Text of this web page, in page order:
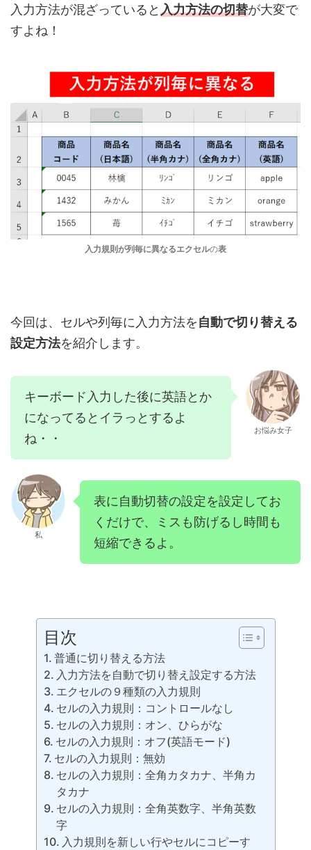
b
k
et o
l
入力方法が混ざっていると入力方法の切替が大変で
すよね！
入力規則が列毎に異なるエクセルの表
今回は、セルや列毎に入力方法を自動で切り替える
設定方法を紹介します。
キーボード入力した後に英語とか
になってるとイラっとするよ
ね・・
お悩み女子
私
表に自動切替の設定を設定してお
くだけで、ミスも防げるし時間も
短縮できるよ。
目次
普通に切り替える方法
入力方法を自動で切り替え設定する方法
エクセルの９種類の入力規則
セルの入力規則：コントロールなし
セルの入力規則：オン、ひらがな
セルの入力規則：オフ(英語モード)
セルの入力規則：無効
セルの入力規則：全角カタカナ、半角カ
タカナ
セルの入力規則：全角英数字、半角英数
字
入力規則を新しい行やセルにコピーす